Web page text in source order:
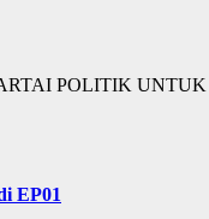
POLITIK
EP01